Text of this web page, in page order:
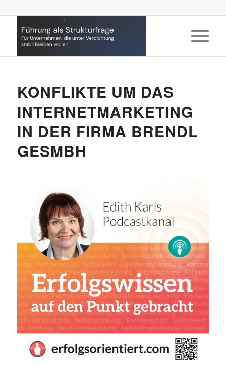
KONFLIKTE UM DAS
INTERNETMARKETING
IN DER FIRMA BRENDL
GESMBH